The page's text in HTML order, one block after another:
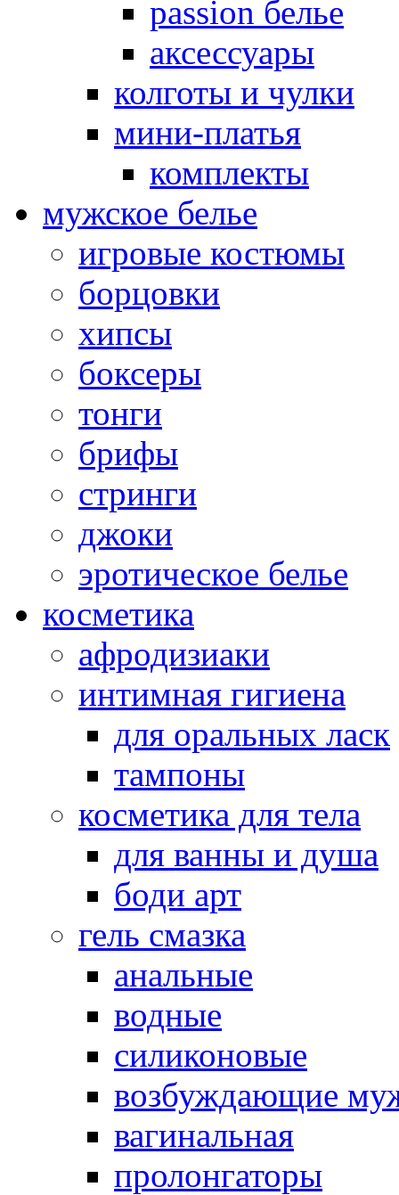
passion белье
аксессуары
колготы и чулки
мини-платья
комплекты
мужское белье
игровые костюмы
борцовки
хипсы
боксеры
тонги
брифы
стринги
джоки
эротическое белье
косметика
афродизиаки
интимная гигиена
для оральных ласк
тампоны
косметика для тела
для ванны и душа
боди арт
гель смазка
анальные
водные
силиконовые
возбуждающие
вагинальная
пролонгаторы